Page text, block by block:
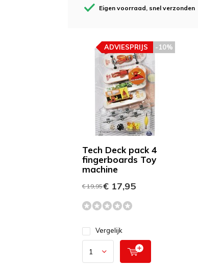
Eigen voorraad, snel verzonden
Tech Deck pack 4
fingerboards Toy
machine
-10%
ADVIESPRIJS
€ 19,95€ 17,95
Vergelijk